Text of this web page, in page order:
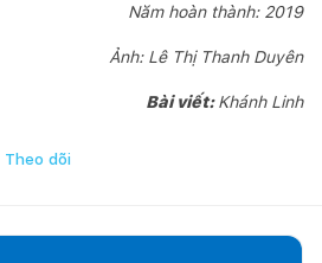
Năm hoàn thành: 2019
Ảnh: Lê Thị Thanh Duyên
Bài viết:Khánh Linh
Theo dõi